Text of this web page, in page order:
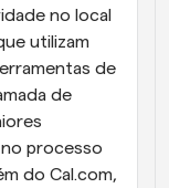
no local
utilizam
de
de
processo
do Cal.com,